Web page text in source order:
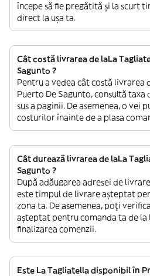
începe să fie pregătită și la scurt
direct la ușa ta.
Cât costă livrarea de laLa
Sagunto ?
Pentru a vedea cât costă livrarea
Puerto De Sagunto, consultă
sus a paginii. De asemenea, o vei
costurilor înainte de a plasa
Cât durează livrarea de laLa
Sagunto ?
După adăugarea adresei de
este timpul de livrare așteptat
zona ta. De asemenea, poți
așteptat pentru comanda ta de la
finalizarea comenzii.
Este La Tagliatella disponibil în